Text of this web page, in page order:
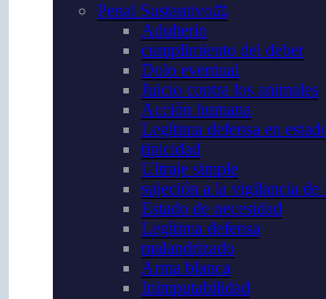
Penal Sustantivo⚖️
Adulterio
cumplimiento del deber
Dolo eventual
Juicio contra los animales
Acción humana
Legítima defensa en
tipicidad
Ultraje simple
sujeción a la vigilancia de
Estado de necesidad
Legítima defensa
malandrizado
Arma blanca
Inimputabilidad